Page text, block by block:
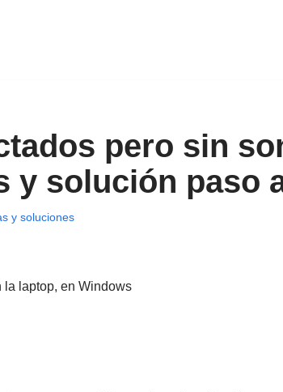
pero sin
y solución paso
y soluciones